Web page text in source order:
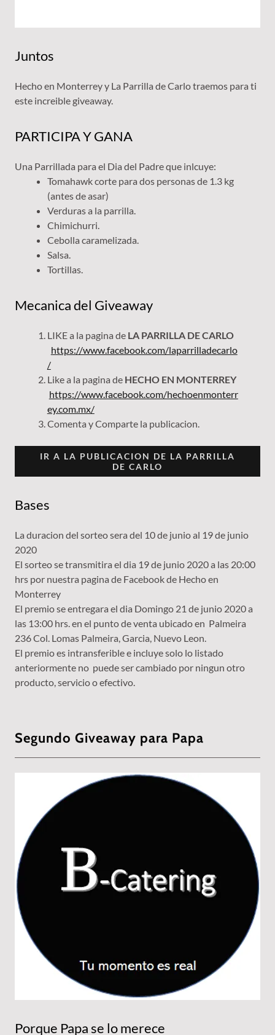
Juntos
Hecho en Monterrey y La Parrilla de Carlo traemos para ti
este increible giveaway.
PARTICIPA Y GANA
Una Parrillada para el Dia del Padre que inlcuye:
Tomahawk corte para dos personas de 1.3 kg
(antes de asar)
Verduras a la parrilla.
Chimichurri.
Cebolla caramelizada.
Salsa.
Tortillas.
Mecanica del Giveaway
LIKE a la pagina de LA PARRILLA DE CARLO
https://www.facebook.com/laparrilladecarlo
/
Like a la pagina de HECHO EN MONTERREY
https://www.facebook.com/hechoenmonterr
ey.com.mx/
Comenta y Comparte la publicacion.
IR A LA PUBLICACION DE LA PARRILLA
DE CARLO
Bases
La duracion del sorteo sera del 10 de junio al 19 de junio
2020
El sorteo se transmitira el dia 19 de junio 2020 a las 20:00
hrs por nuestra pagina de Facebook de Hecho en
Monterrey
El premio se entregara el dia Domingo 21 de junio 2020 a
las 13:00 hrs. en el punto de venta ubicado en Palmeira
236 Col. Lomas Palmeira, Garcia, Nuevo Leon.
El premio es intransferible e incluye solo lo listado
anteriormente no puede ser cambiado por ningun otro
producto, servicio o efectivo.
Segundo Giveaway para Papa
Porque Papa se lo merece